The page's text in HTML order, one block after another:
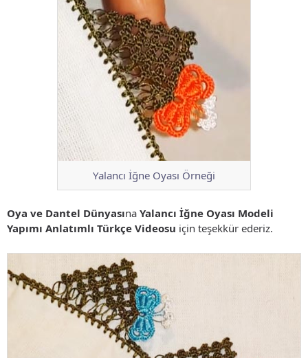
Yalancı İğne Oyası Örneği
Oya ve Dantel Dünyasına Yalancı İğne Oyası Modeli
Yapımı Anlatımlı Türkçe Videosu için teşekkür ederiz.